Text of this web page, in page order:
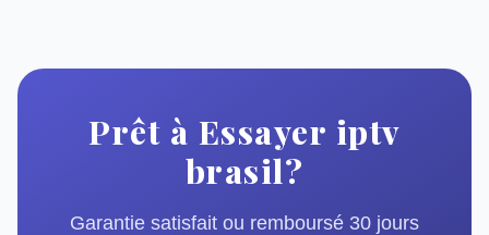
Prêt à Essayer iptv
brasil?
Garantie satisfait ou remboursé 30 jours